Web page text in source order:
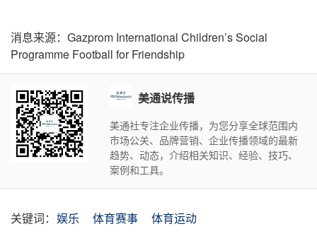
消息来源：Gazprom International Children’s Social
Programme Football for Friendship
美通说传播
美通社专注企业传播，为您分享全球范围内
市场公关、品牌营销、企业传播领域的最新
趋势、动态，介绍相关知识、经验、技巧、
案例和工具。
关键词： 娱乐 体育赛事
体育运动